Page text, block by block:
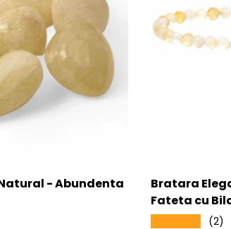
- Abundenta
Bratara
Fateta cu
in sine,
(2)